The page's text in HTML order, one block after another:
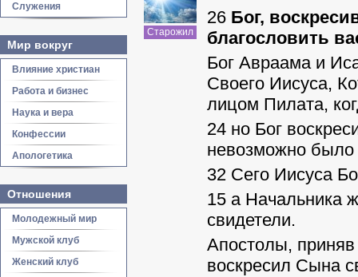
Служения
Мир вокруг
Влияние христиан
Работа и бизнес
Наука и вера
Конфессии
Апологетика
Отношения
Молодежный мир
Мужской клуб
Женский клуб
Старожил
26 Бог,
благословить
Бог Авраама и
Своего Иисуса,
лицом Пилата,
24 но Бог
невозможно было
32 Сего Иисуса
15 а Начальника
свидетели.
Апостолы, приняв
воскресил Сына